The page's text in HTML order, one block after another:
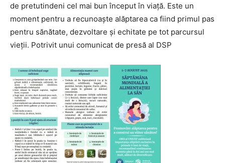
de pretutindeni cel mai bun început în viață. Este un
moment pentru a recunoaște alăptarea ca fiind primul pas
pentru sănătate, dezvoltare și echitate pe tot parcursul
vieții. Potrivit unui comunicat de presă al DSP